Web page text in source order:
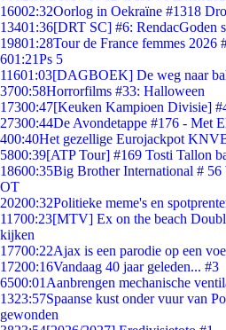
16002:32Oorlog in Oekraïne #1318
13401:36[DRT SC] #6: RendacGoden
19801:28Tour de France femmes 2026
601:21Ps 5
11601:03[DAGBOEK] De weg naar
3700:58Horrorfilms #33: Halloween
17300:47[Keuken Kampioen Divisie]
27300:44De Avondetappe #176 - Met
400:40Het gezellige Eurojackpot
5800:39[ATP Tour] #169 Tosti Tallon
18600:35Big Brother International #
OT
20200:32Politieke meme's en
11700:23[MTV] Ex on the beach
kijken
17700:22Ajax is een parodie op een
17200:16Vandaag 40 jaar geleden... #3
6500:01 Aanbrengen mechanische
1323:57Spaanse kust onder vuur van
gewonden